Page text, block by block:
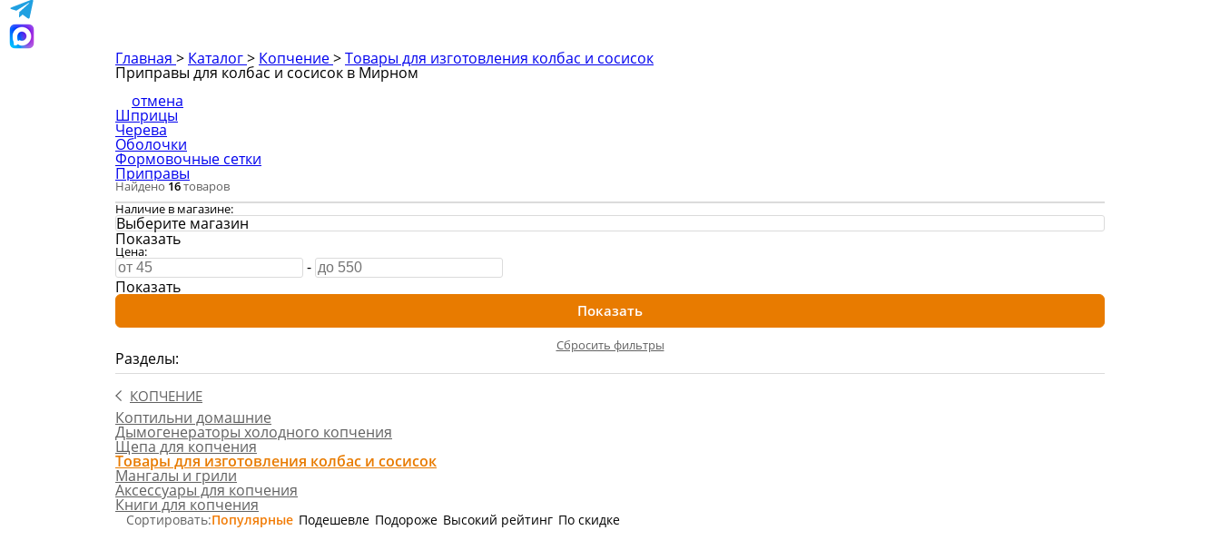
Главная > Каталог> Копчение>Товары для изготовления колбас и сосисок
Приправы для колбас и сосисок в Мирном
отмена
Шприцы
Черева
Оболочки
Формовочные сетки
Приправы
Найдено16товаров
Наличие в магазине:
Выберите магазин
Показать
Цена:
-
Показать
Сбросить фильтры
Разделы:
КОПЧЕНИЕ
Коптильни домашние
Дымогенераторы холодного копчения
Щепа для копчения
Товары для изготовления колбас и сосисок
Мангалы и грили
Аксессуары для копчения
Книги для копчения
Сортировать:Популярные Подешевле Подороже Высокий рейтинг По скидке